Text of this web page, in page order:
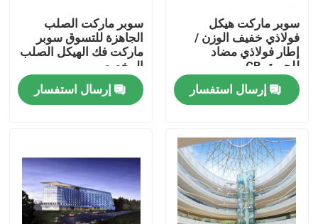
رقابة جودة
اطلب اقتباس
ورشة الهياكل الفولاذية
هيكل فولاذي خفيف الوزن
سوبر ماركت هيكل
فولاذي خفيف الوزن /
إطار فولاذي مضاد
للحريق GB
إرسال استفسار
سوبر ماركت الصلب
الجاهزة للتسوق سوبر
ماركت فك الهيكل الصلب
المخصص
إرسال استفسار